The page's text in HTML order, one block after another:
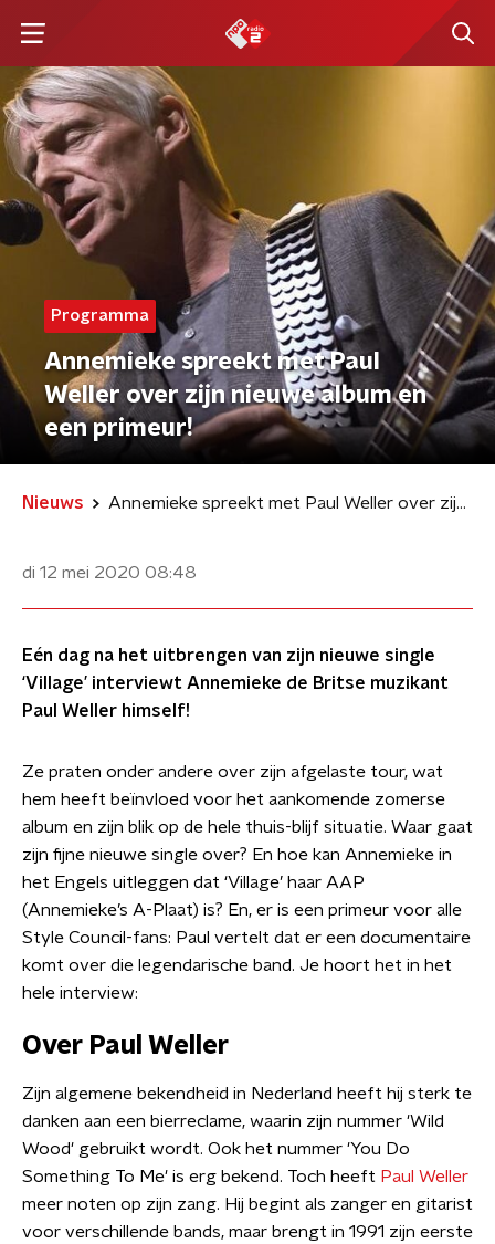
Programma
Annemieke spreekt met Paul
Weller over zijn nieuwe album en
een primeur!
Nieuws Annemieke spreekt met Paul Weller over zijn nieuwe album en een primeur!
di 12 mei 2020 08:48
Eén dag na het uitbrengen van zijn nieuwe single
‘Village’ interviewt Annemieke de Britse muzikant
Paul Weller himself!
Ze praten onder andere over zijn afgelaste tour, wat
hem heeft beïnvloed voor het aankomende zomerse
album en zijn blik op de hele thuis-blijf situatie. Waar gaat
zijn fijne nieuwe single over? En hoe kan Annemieke in
het Engels uitleggen dat ‘Village’ haar AAP
(Annemieke’s A-Plaat) is? En, er is een primeur voor alle
Style Council-fans: Paul vertelt dat er een documentaire
komt over die legendarische band. Je hoort het in het
hele interview:
Over Paul Weller
Zijn algemene bekendheid in Nederland heeft hij sterk te
danken aan een bierreclame, waarin zijn nummer 'Wild
Wood' gebruikt wordt. Ook het nummer 'You Do
Something To Me' is erg bekend. Toch heeft Paul Weller
meer noten op zijn zang. Hij begint als zanger en gitarist
voor verschillende bands, maar brengt in 1991 zijn eerste